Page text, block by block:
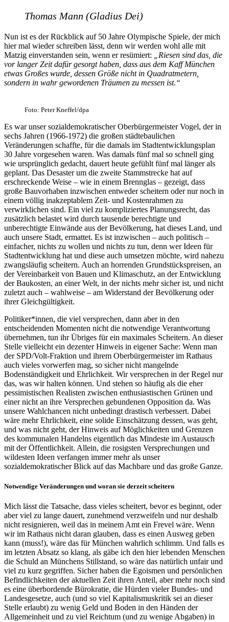
Thomas Mann (Gladius Dei)
Nun ist es der Rückblick auf 50 Jahre Olympische Spiele, der mich
hier mal wieder schreiben lässt, denn wir werden wohl alle mit
Matzig einverstanden sein, wenn er resümiert:
„Riesen sind das, die
vor langer Zeit dafür gesorgt haben, dass aus dem Kaff München
etwas Großes wurde, dessen Größe nicht in Quadratmetern,
sondern in wahr gewordenen Träumen zu messen ist.“
Foto: Peter Kneffel/dpa
Es war unser sozialdemokratischer Oberbürgermeister Vogel, der in
sechs Jahren (1966-1972) die großen städtebaulichen
Veränderungen schaffte, für die damals im Stadtentwicklungsplan
30 Jahre vorgesehen waren. Was damals fünf mal so schnell ging
wie ursprünglich gedacht, dauert heute gefühlt fünf mal länger als
geplant. Das Desaster um die zweite Stammstrecke hat auf
erschreckende Weise – wie in einem Brennglas – gezeigt, dass
große Bauvorhaben inzwischen entweder scheitern oder nur noch in
einem völlig inakzeptablem Zeit- und Kostenrahmen zu
verwirklichen sind. Ein viel zu kompliziertes Planungsrecht, das
zusätzlich belastet wird durch tausende berechtigte und
unberechtigte Einwände aus der Bevölkerung, hat dieses Land, und
auch unsere Stadt, ermattet. Es ist inzwischen – auch politisch –
einfacher, nichts zu wollen und nichts zu tun, denn wer Ideen für
Stadtentwicklung hat und diese auch umsetzen möchte, wird nahezu
zwangsläufig scheitern. Auch an horrenden Grundstückspreisen, an
der Vereinbarkeit von Bauen und Klimaschutz, an der Entwicklung
der Baukosten, an einer Welt, in der nichts mehr sicher ist, und nicht
zuletzt auch – wahlweise – am Widerstand der Bevölkerung oder
ihrer Gleichgültigkeit.
Politiker*innen, die viel versprechen, dann aber in den
entscheidenden Momenten nicht die notwendige Verantwortung
übernehmen, tun ihr Übriges für ein maximales Scheitern. An dieser
Stelle vielleicht ein dezenter Hinweis in eigener Sache: Wenn man
der SPD/Volt-Fraktion und ihrem Oberbürgermeister im Rathaus
auch vieles vorwerfen mag, so sicher nicht mangelnde
Bodenständigkeit und Ehrlichkeit. Wir versprechen in der Regel nur
das, was wir halten können. Und stehen so häufig als die eher
pessimistischen Realisten zwischen enthusiastischen Grünen und
einer nicht an ihre Versprechen gebundenen Opposition da. Was
unsere Wahlchancen nicht unbedingt drastisch verbessert. Dabei
wäre mehr Ehrlichkeit, eine solide Einschätzung dessen, was geht,
und was nicht geht, der Hinweis auf Möglichkeiten und Grenzen
des kommunalen Handelns eigentlich das Mindeste im Austausch
mit der Öffentlichkeit. Allein, die rosigsten Versprechungen und
wildesten Ideen verfangen immer mehr als unser
sozialdemokratischer Blick auf das Machbare und das große Ganze.
Notwendige Veränderungen und woran sie derzeit scheitern
Mich lässt die Tatsache, dass vieles scheitert, bevor es beginnt, oder
aber viel zu lange dauert, zunehmend verzweifeln und nur deshalb
nicht resignieren, weil das in meinem Amt ein Frevel wäre. Wenn
wir im Rathaus nicht daran glauben, dass es einen Ausweg geben
kann (muss!), wäre das für München wahrlich schlimm. Und falls es
im letzten Absatz so klang, als gäbe ich den hier lebenden Menschen
die Schuld an Münchens Stillstand, so wäre das natürlich unfair und
viel zu kurz gegriffen. Sicher haben die Egoismen und persönlichen
Befindlichkeiten der aktuellen Zeit ihren Anteil, aber mehr noch sind
es eine überbordende Bürokratie, die Hürden vieler Bundes- und
Landesgesetze, auch (und so viel Kapitalismuskritik sei an dieser
Stelle erlaubt) zu wenig Geld und Boden in den Händen der
Allgemeinheit und zu viel Reichtum (und zu wenige Abgaben) in